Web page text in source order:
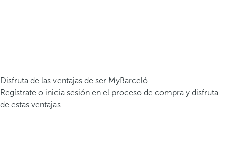
Disfruta de las ventajas de ser MyBarceló
Regístrate o inicia sesión en el proceso de compra y disfruta
de estas ventajas.